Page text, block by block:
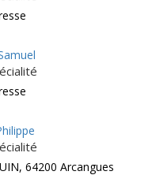
64200 Arcangues